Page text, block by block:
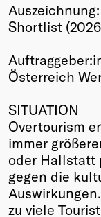
Winners
2026
Annual
Auszeichnung:
Shortlist
Österreich
SITUATION
Overtourism
immer
oder Hallstatt
gegen die
zu viele